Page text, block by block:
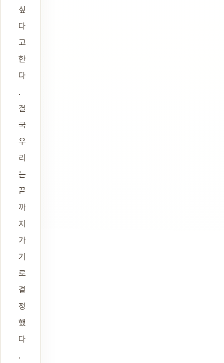
싶
다
고
한
다
.
결
국
우
리
는
끝
까
지
가
기
로
결
정
했
다
.